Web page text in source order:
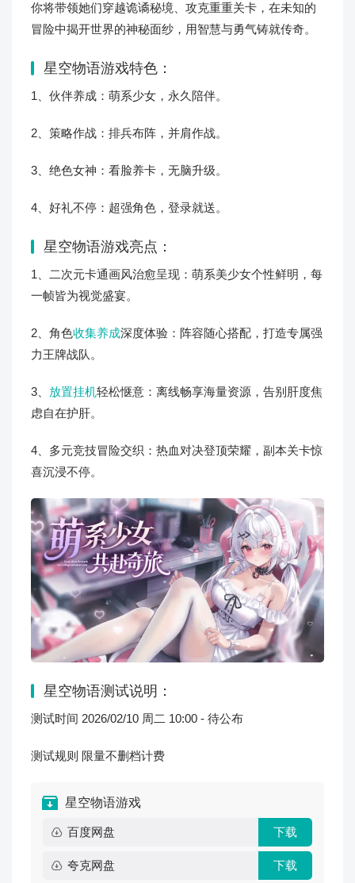
你将带领她们穿越诡谲秘境、攻克重重关卡，在未知的
冒险中揭开世界的神秘面纱，用智慧与勇气铸就传奇。
星空物语游戏特色：
1、伙伴养成：萌系少女，永久陪伴。
2、策略作战：排兵布阵，并肩作战。
3、绝色女神：看脸养卡，无脑升级。
4、好礼不停：超强角色，登录就送。
星空物语游戏亮点：
1、二次元卡通画风治愈呈现：萌系美少女个性鲜明，每
一帧皆为视觉盛宴。
2、角色收集养成深度体验：阵容随心搭配，打造专属强
力王牌战队。
3、 放置挂机轻松惬意：离线畅享海量资源，告别肝度焦
虑自在护肝。
4、多元竞技冒险交织：热血对决登顶荣耀，副本关卡惊
喜沉浸不停。
星空物语测试说明：
测试时间 2026/02/10 周二 10:00 - 待公布
测试规则 限量不删档计费
星空物语游戏
百度网盘 下载
夸克网盘 下载